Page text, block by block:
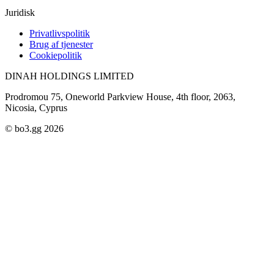
Juridisk
Privatlivspolitik
Brug af tjenester
Cookiepolitik
DINAH HOLDINGS LIMITED
Prodromou 75, Oneworld Parkview House, 4th floor, 2063,
Nicosia, Cyprus
© bo3.gg 2026